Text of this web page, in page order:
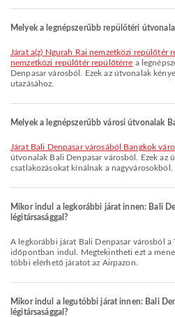
Melyek a legnépszerűbb repülőtéri
járat a(z) Ngurah Rai nemzetközi repülőtér repülőtérről a(z) Don Müang
nemzetközi repülőtér repülőtérre a
Denpasar városból. Ezek az útvonalak
utazásához.
Melyek a legnépszerűbb városi útvonalak
járat Bali Denpasar városából Bangkok
útvonalak Bali Denpasar városból. Ezek az
csatlakozásokat kínálnak a nagyvárosokból.
Mikor indul a legkorábbi járat innen: Bali
légitársasággal?
A legkorábbi járat Bali Denpasar városból a Thai AirAsia légitársasággal 11:55
időpontban indul. Megtekintheti ezt a
többi elérhető járatot az Airpazon.
Mikor indul a legutóbbi járat innen: Bali
légitársasággal?